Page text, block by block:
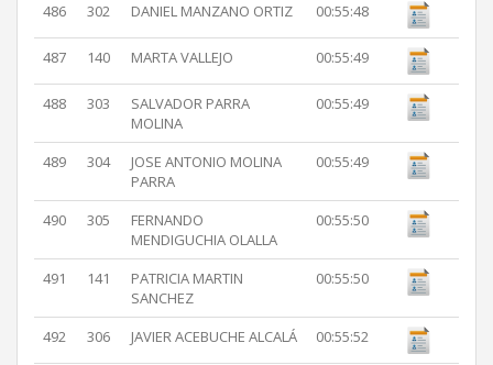
486 302 DANIEL MANZANO ORTIZ 00:55:48
487 140 MARTA VALLEJO 00:55:49
488 303
SALVADOR PARRA
MOLINA
00:55:49
489 304
JOSE ANTONIO MOLINA
PARRA
00:55:49
490 305
FERNANDO
MENDIGUCHIA OLALLA
00:55:50
491 141
PATRICIA MARTIN
SANCHEZ
00:55:50
492 306 JAVIER ACEBUCHE ALCALÁ 00:55:52